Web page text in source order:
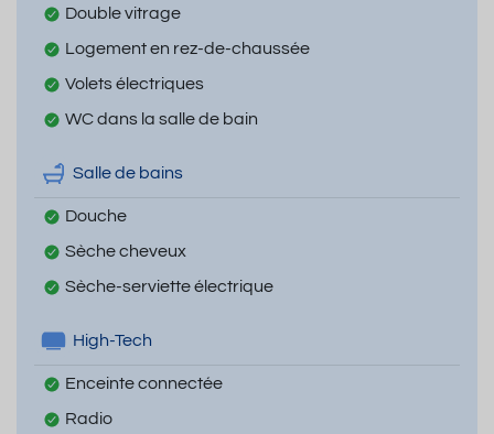
Double vitrage
Logement en rez-de-chaussée
Volets électriques
WC dans la salle de bain
Salle de bains
Douche
Sèche cheveux
Sèche-serviette électrique
High-Tech
Enceinte connectée
Radio